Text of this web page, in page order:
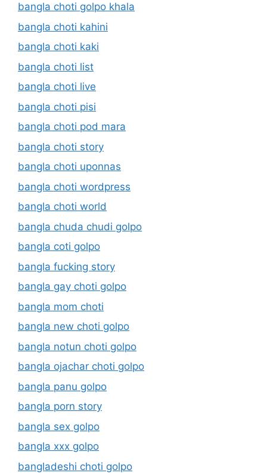
bangla choti golpo khala
bangla choti kahini
bangla choti kaki
bangla choti list
bangla choti live
bangla choti pisi
bangla choti pod mara
bangla choti story
bangla choti uponnas
bangla choti wordpress
bangla choti world
bangla chuda chudi golpo
bangla coti golpo
bangla fucking story
bangla gay choti golpo
bangla mom choti
bangla new choti golpo
bangla notun choti golpo
bangla ojachar choti golpo
bangla panu golpo
bangla porn story
bangla sex golpo
bangla xxx golpo
bangladeshi choti golpo